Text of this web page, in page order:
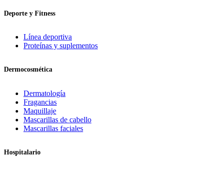
Deporte y Fitness
Línea deportiva
Proteínas y suplementos
Dermocosmética
Dermatología
Fragancias
Maquillaje
Mascarillas de cabello
Mascarillas faciales
Hospitalario